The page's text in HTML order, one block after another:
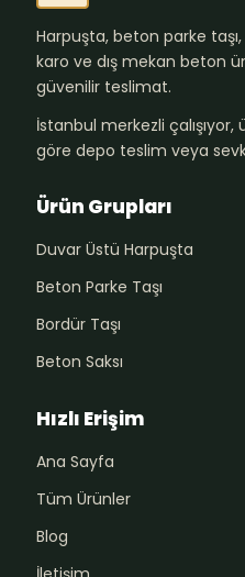
Harpuşta, beton parke
karo ve dış mekan beton
güvenilir teslimat.
İstanbul merkezli
göre depo teslim veya
Ürün Grupları
Duvar Üstü Harpuşta
Beton Parke Taşı
Bordür Taşı
Beton Saksı
Hızlı Erişim
Ana Sayfa
Tüm Ürünler
Blog